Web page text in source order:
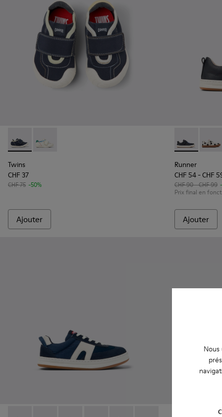
Twins - K800682-004 - Baskets multicolores en textile et
Twins - K800682-002
Twins
CHF 37
CHF 75 -50%
Ajouter
Runner -
Runner
CHF 54 - CHF
CHF 90 - CHF 99
Prix final en
Ajouter